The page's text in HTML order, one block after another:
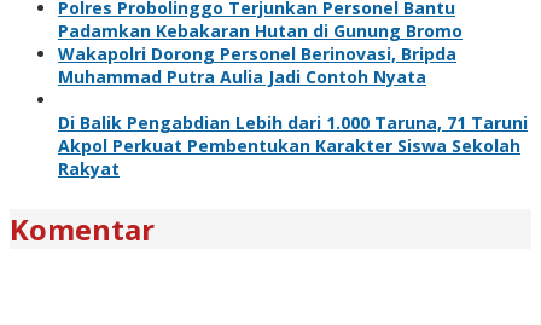
Polres Probolinggo Terjunkan Personel Bantu
Padamkan Kebakaran Hutan di Gunung Bromo
Wakapolri Dorong Personel Berinovasi, Bripda
Muhammad Putra Aulia Jadi Contoh Nyata
Di Balik Pengabdian Lebih dari 1.000 Taruna, 71 Taruni
Akpol Perkuat Pembentukan Karakter Siswa Sekolah
Rakyat
Komentar